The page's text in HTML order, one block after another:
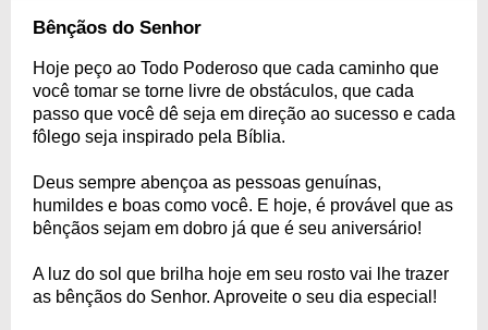
Bênçãos do Senhor
Hoje peço ao Todo Poderoso que cada caminho que
você tomar se torne livre de obstáculos, que cada
passo que você dê seja em direção ao sucesso e cada
fôlego seja inspirado pela Bíblia.
Deus sempre abençoa as pessoas genuínas,
humildes e boas como você. E hoje, é provável que as
bênçãos sejam em dobro já que é seu aniversário!
A luz do sol que brilha hoje em seu rosto vai lhe trazer
as bênçãos do Senhor. Aproveite o seu dia especial!